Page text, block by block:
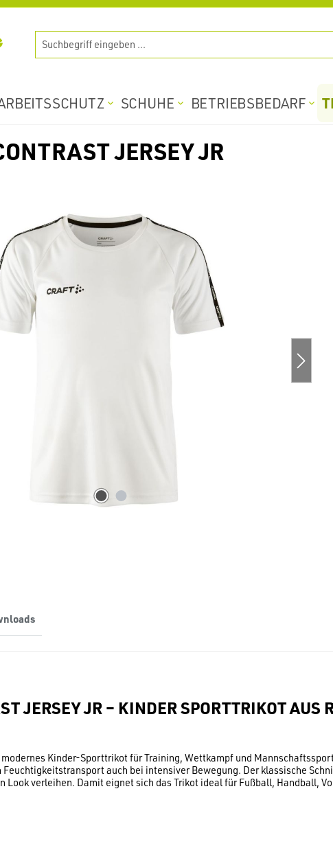
SCHUHE BETRIEBSBEDARF
JERSEY JR
JERSEY JR – KINDER SPORTTRIKOT AUS
modernes Kinder-Sporttrikot für Training, Wettkampf und
auch bei intensiver Bewegung. Der klassische
Look verleihen. Damit eignet sich das Trikot ideal für Fußball, Handball,